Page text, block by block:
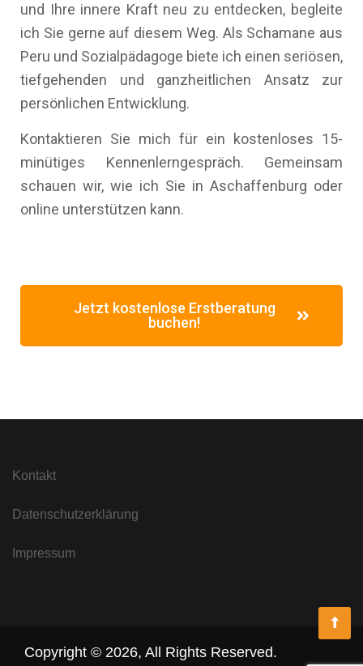
und Ihre innere Kraft neu zu entdecken, begleite
ich Sie gerne auf diesem Weg. Als Schamane aus
Peru und Sozialpädagoge biete ich einen seriösen,
tiefgehenden und ganzheitlichen Ansatz zur
persönlichen Entwicklung.
Kontaktieren Sie mich für ein kostenloses 15-
minütiges Kennenlerngespräch. Gemeinsam
schauen wir, wie ich Sie in Aschaffenburg oder
online unterstützen kann.
Jetzt kostenlose Erstberatung
buchen!
Kontakt
Datenschutzerklärung
Impressum
Copyright © 2026, All Rights Reserved.